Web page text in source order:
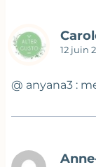
12 juin
@ anyana3 :